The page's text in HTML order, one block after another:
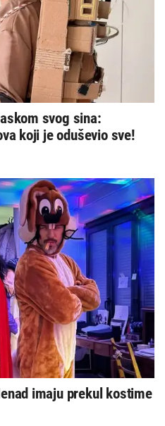
svog sina:
koji je oduševio sve!
imaju prekul kostime